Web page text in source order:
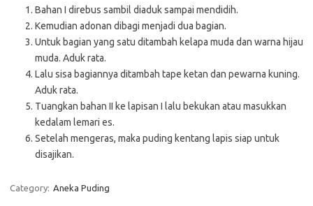
Bahan I direbus sambil diaduk sampai mendidih.
Kemudian adonan dibagi menjadi dua bagian.
Untuk bagian yang satu ditambah kelapa muda dan warna hijau
muda. Aduk rata.
Lalu sisa bagiannya ditambah tape ketan dan pewarna kuning.
Aduk rata.
Tuangkan bahan II ke lapisan I lalu bekukan atau masukkan
kedalam lemari es.
Setelah mengeras, maka puding kentang lapis siap untuk
disajikan.
Category: Aneka Puding